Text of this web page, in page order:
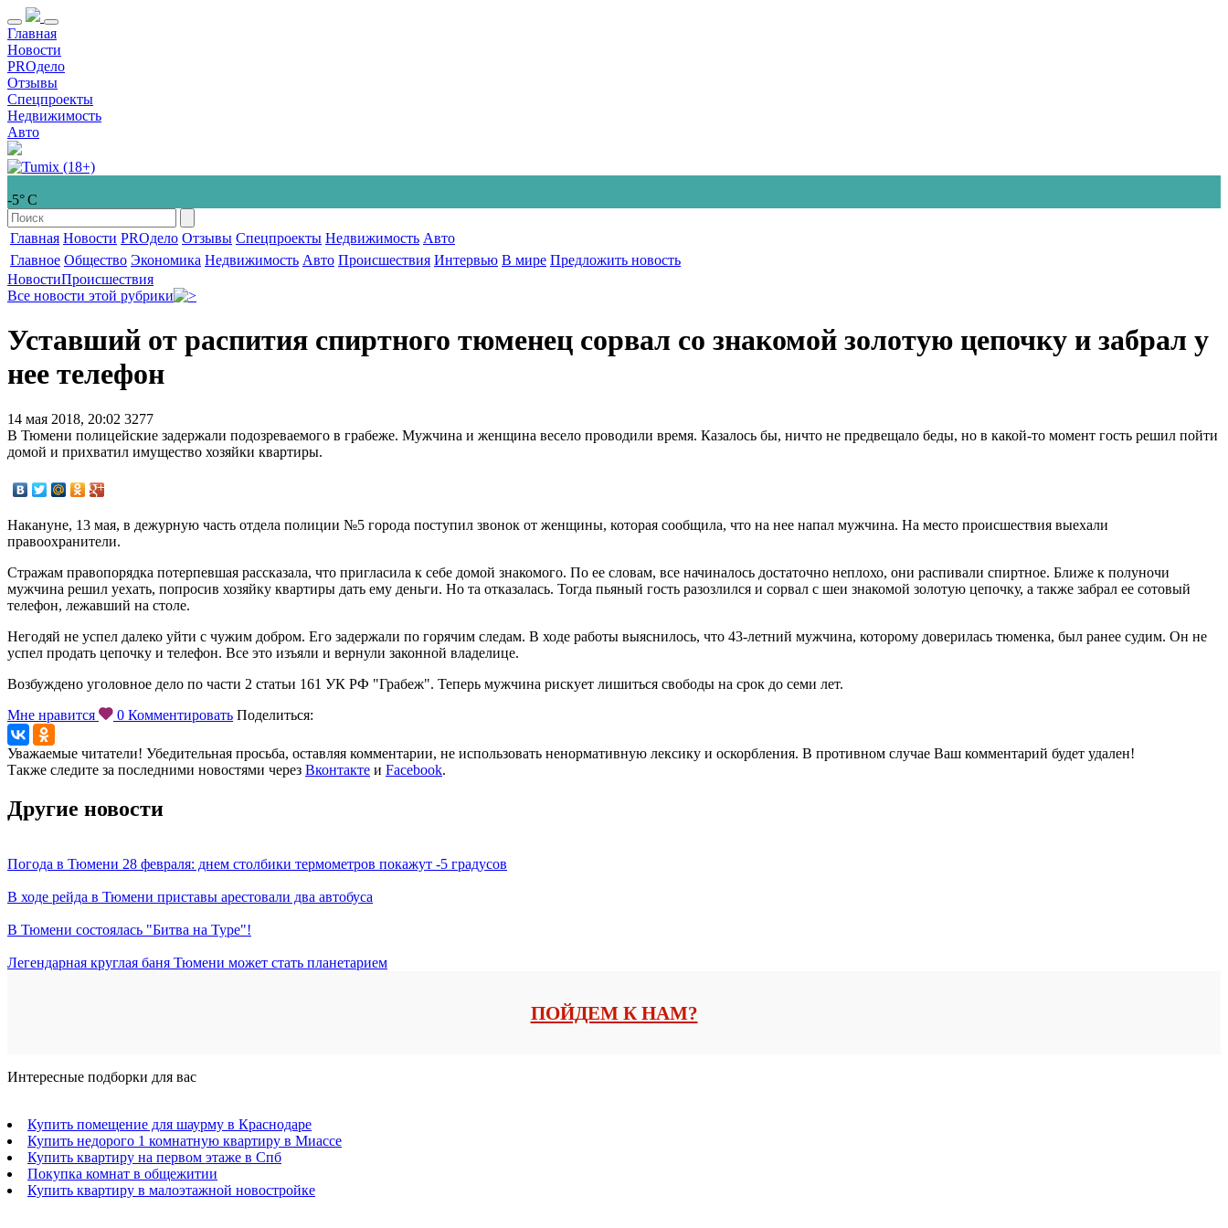
Главная
Новости
PROдело
Отзывы
Спецпроекты
Недвижимость
Авто
-5° С
Главная Новости PROдело Отзывы Спецпроекты Недвижимость Авто
Главное Общество Экономика Недвижимость Авто Происшествия Интервью В мире Предложить новость
НовостиПроисшествия
Все новости этой рубрики
Уставший от распития спиртного тюменец сорвал со знакомой золотую цепочку и забрал у
нее телефон
14 мая 2018, 20:02 3277
В Тюмени полицейские задержали подозреваемого в грабеже. Мужчина и женщина весело проводили время. Казалось бы, ничто не предвещало беды, но в какой-то момент гость решил пойти
домой и прихватил имущество хозяйки квартиры.
Накануне, 13 мая, в дежурную часть отдела полиции №5 города поступил звонок от женщины, которая сообщила, что на нее напал мужчина. На место происшествия выехали
правоохранители.
Стражам правопорядка потерпевшая рассказала, что пригласила к себе домой знакомого. По ее словам, все начиналось достаточно неплохо, они распивали спиртное. Ближе к полуночи
мужчина решил уехать, попросив хозяйку квартиры дать ему деньги. Но та отказалась. Тогда пьяный гость разозлился и сорвал с шеи знакомой золотую цепочку, а также забрал ее сотовый
телефон, лежавший на столе.
Негодяй не успел далеко уйти с чужим добром. Его задержали по горячим следам. В ходе работы выяснилось, что 43-летний мужчина, которому доверилась тюменка, был ранее судим. Он не
успел продать цепочку и телефон. Все это изъяли и вернули законной владелице.
Возбуждено уголовное дело по части 2 статьи 161 УК РФ "Грабеж". Теперь мужчина рискует лишиться свободы на срок до семи лет.
Мне нравится
0 Комментировать Поделиться:
Уважаемые читатели! Убедительная просьба, оставляя комментарии, не использовать ненормативную лексику и оскорбления. В противном случае Ваш комментарий будет удален!
Также следите за последними новостями через Вконтакте и Facebook.
Другие новости
Погода в Тюмени 28 февраля: днем столбики термометров покажут -5 градусов
В ходе рейда в Тюмени приставы арестовали два автобуса
В Тюмени состоялась "Битва на Туре"!
Легендарная круглая баня Тюмени может стать планетарием
ПОЙДЕМ К НАМ?
Интересные подборки для вас
Купить помещение для шаурму в Краснодаре
Купить недорого 1 комнатную квартиру в Миассе
Купить квартиру на первом этаже в Спб
Покупка комнат в общежитии
Купить квартиру в малоэтажной новостройке